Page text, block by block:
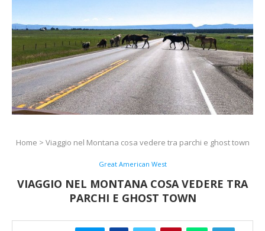
Home > Viaggio nel Montana cosa vedere tra parchi e ghost town
Great American West
VIAGGIO NEL MONTANA COSA VEDERE TRA
PARCHI E GHOST TOWN